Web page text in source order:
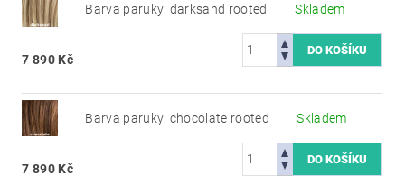
Barva paruky: darksand rooted Skladem
7 890 Kč
Barva paruky: chocolate rooted Skladem
7 890 Kč